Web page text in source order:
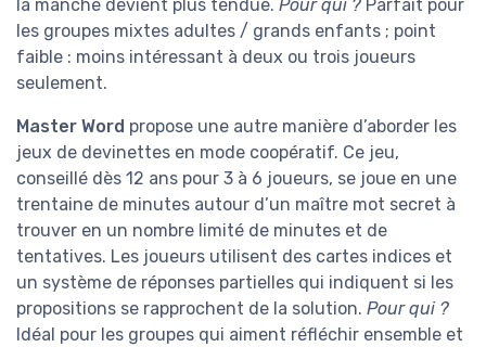
la manche devient plus tendue. Pour qui ? Parfait pour
les groupes mixtes adultes / grands enfants ; point
faible : moins intéressant à deux ou trois joueurs
seulement.
Master Word propose une autre manière d’aborder les
jeux de devinettes en mode coopératif. Ce jeu,
conseillé dès 12 ans pour 3 à 6 joueurs, se joue en une
trentaine de minutes autour d’un maître mot secret à
trouver en un nombre limité de minutes et de
tentatives. Les joueurs utilisent des cartes indices et
un système de réponses partielles qui indiquent si les
propositions se rapprochent de la solution. Pour qui ?
Idéal pour les groupes qui aiment réfléchir ensemble et